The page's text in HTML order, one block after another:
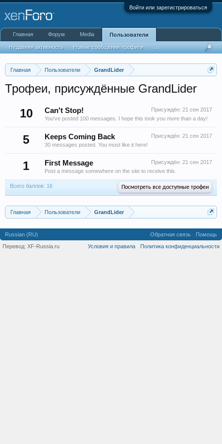
Войти или зарегистрироваться
Главная Пользователи GrandLider
Трофеи, присуждённые GrandLider
10
Присуждён: 21 сен 2017
Can't Stop!
You've posted 100 messages. I hope this took you more than a day!
5 Присуждён: 21 сен 2017
Keeps Coming Back
30 messages posted. You must like it here!
1 Присуждён: 21 сен 2017
First Message
Post a message somewhere on the site to receive this.
Всего баллов: 16 Посмотреть все доступные трофеи
Главная Пользователи GrandLider
Главная Форум Media Пользователи
Недавняя активность Новые сообщения профиля
Russian (RU) Обратная связь
Помощь
Условия и правила
Политика конфиденциальности
Перевод: XF-Russia.ru